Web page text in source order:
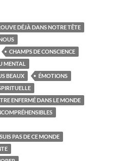
DÉJÀ DANS NOTRE TÊTE
CHAMPS DE CONSCIENCE
MENTAL
BEAUX
ÉMOTIONS
ENFERMÉ DANS LE MONDE
PAS DE CE MONDE